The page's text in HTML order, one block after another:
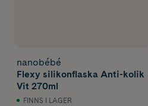
nanobébé
Flexy silikonflaska Anti-kolik
Vit 270ml
FINNS I LAGER